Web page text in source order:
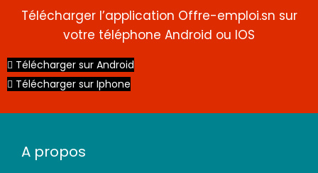
CDI
Télécharger l’application Offre-emploi.sn sur
votre téléphone Android ou IOS
Télécharger sur Android
Télécharger sur Iphone
A propos